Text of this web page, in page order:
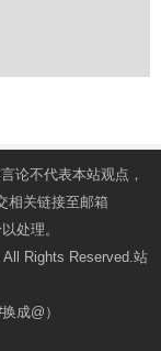
论不代表本站观点，
相关链接至邮箱
处理。
Rights Reserved.站
成@）